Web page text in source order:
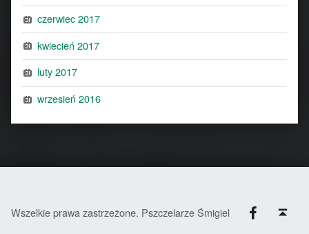
czerwiec 2017
kwiecień 2017
luty 2017
wrzesień 2016
Wszelkie prawa zastrzeżone. Pszczelarze Śmigiel